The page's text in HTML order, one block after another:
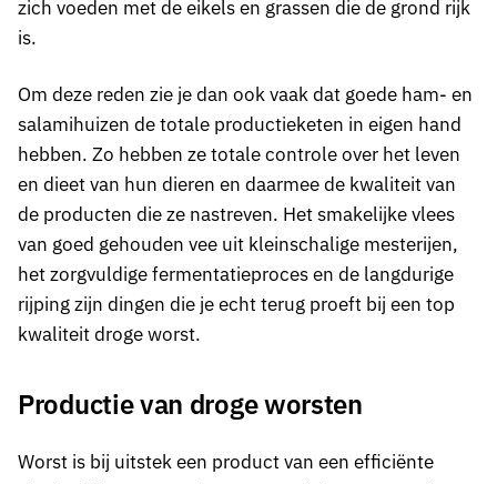
zich voeden met de eikels en grassen die de grond rijk
is.
Om deze reden zie je dan ook vaak dat goede ham- en
salamihuizen de totale productieketen in eigen hand
hebben. Zo hebben ze totale controle over het leven
en dieet van hun dieren en daarmee de kwaliteit van
de producten die ze nastreven. Het smakelijke vlees
van goed gehouden vee uit kleinschalige mesterijen,
het zorgvuldige fermentatieproces en de langdurige
rijping zijn dingen die je echt terug proeft bij een top
kwaliteit droge worst.
Productie van droge worsten
Worst is bij uitstek een product van een efficiënte